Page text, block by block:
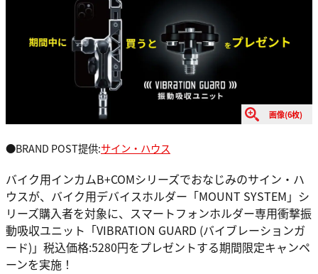
画像(6枚)
●BRAND POST提供:サイン・ハウス
バイク用インカムB+COMシリーズでおなじみのサイン・ハ
ウスが、バイク用デバイスホルダー「MOUNT SYSTEM」シ
リーズ購入者を対象に、スマートフォンホルダー専用衝撃振
動吸収ユニット「VIBRATION GUARD (バイブレーションガ
ード)」税込価格:5280円をプレゼントする期間限定キャンペ
ーンを実施！